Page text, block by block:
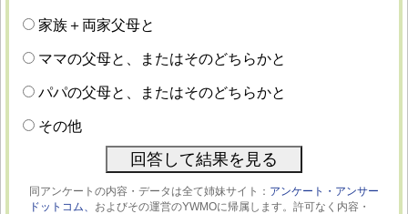
家族＋両家父母と
ママの父母と、またはそのどちらかと
パパの父母と、またはそのどちらかと
その他
同アンケートの内容・データは全て姉妹サイト： アンケート・アンサー
ドットコム、 およびその運営のYWMOに帰属します。許可なく内容・